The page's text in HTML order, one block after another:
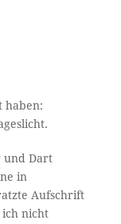
haben:
und Dart
in
Aufschrift
ich nicht